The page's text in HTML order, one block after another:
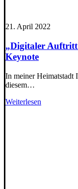
21. April 2022
„Digitaler
Keynote
In meiner Heimatstadt
diesem…
Weiterlesen